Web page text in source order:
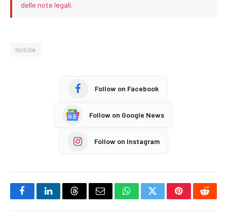
delle note legali.
notizie
Follow on Facebook
Follow on Google News
Follow on Instagram
FacebookLinkedInThreadsEmail WhatsAppTwitterPinterest